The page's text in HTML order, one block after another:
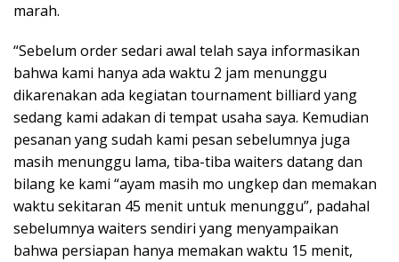
marah.
“Sebelum order sedari awal telah saya informasikan
bahwa kami hanya ada waktu 2 jam menunggu
dikarenakan ada kegiatan tournament billiard yang
sedang kami adakan di tempat usaha saya. Kemudian
pesanan yang sudah kami pesan sebelumnya juga
masih menunggu lama, tiba-tiba waiters datang dan
bilang ke kami “ayam masih mo ungkep dan memakan
waktu sekitaran 45 menit untuk menunggu”, padahal
sebelumnya waiters sendiri yang menyampaikan
bahwa persiapan hanya memakan waktu 15 menit,